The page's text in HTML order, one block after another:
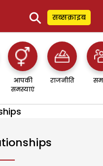
⚲ सब्सक्राइब
आपकी
समस्याएं
राजनीति